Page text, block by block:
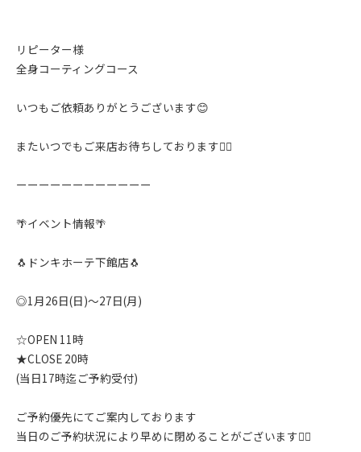
リピーター様
全身コーティングコース
いつもご依頼ありがとうございます😊
またいつでもご来店お待ちしております🙇‍♂️
ーーーーーーーーーーーー
🌴イベント情報🌴
🐧ドンキホーテ下館店🐧
◎1月26日(日)〜27日(月)
☆OPEN 11時
★CLOSE 20時
(当日17時迄ご予約受付)
ご予約優先にてご案内しております
当日のご予約状況により早めに閉めることがございます🙇‍♂️